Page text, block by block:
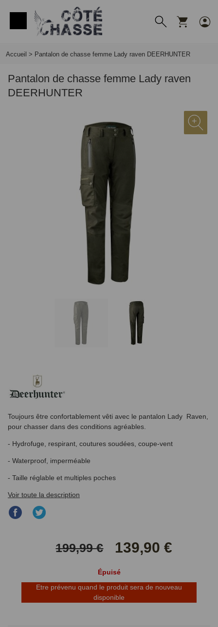
Accueil > Pantalon de chasse femme Lady raven DEERHUNTER
Pantalon de chasse femme Lady raven
DEERHUNTER
Toujours être confortablement vêti avec le pantalon Lady Raven,
pour chasser dans des conditions agréables.
- Hydrofuge, respirant, coutures soudées, coupe-vent
- Waterproof, imperméable
- Taille réglable et multiples poches
Voir toute la description
Partager
199,99 € 139,90 €
Épuisé
Etre prévenu quand le produit sera de nouveau
disponible